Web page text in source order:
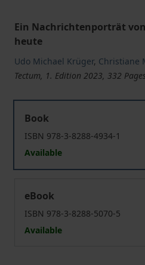
Ein Nachrichtenporträt
heute
Udo Michael Krüger, Christiane
Tectum, 1. Edition 2023, 332 Pages
Book
ISBN 978-3-8288-4934-1
Available
eBook
ISBN 978-3-8288-5070-5
Available